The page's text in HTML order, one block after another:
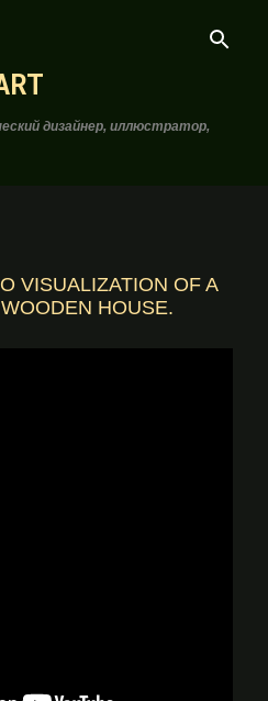
дизайнер, иллюстратор,
VISUALIZATION OF A
HOUSE.